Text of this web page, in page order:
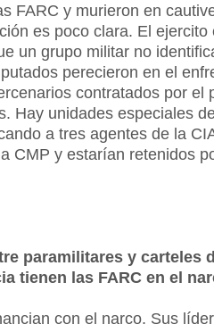
FARC y murieron en
es poco clara. El ejercito
un grupo militar no
perecieron en el
contratados por el
Hay unidades especiales
a tres agentes de la
CMP y estarían retenidos
paramilitares y carteles
tienen las FARC en el
con el narco. Sus